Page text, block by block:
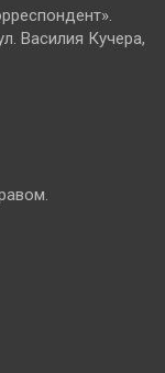
Василия Кучера,